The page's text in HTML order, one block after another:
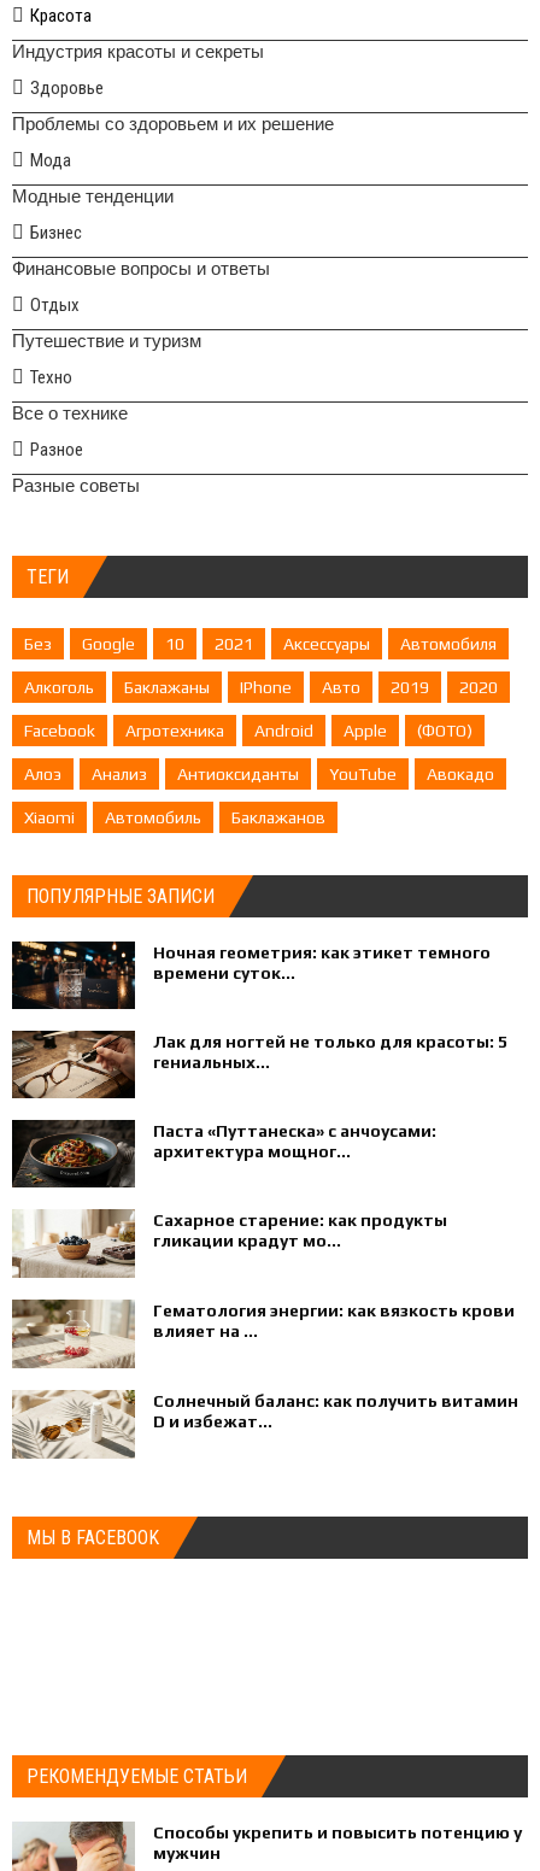
Красота
Индустрия красоты и секреты
Здоровье
Проблемы со здоровьем и их решение
Мода
Модные тенденции
Бизнес
Финансовые вопросы и ответы
Отдых
Путешествие и туризм
Техно
Все о технике
Разное
Разные советы
ТЕГИ
Без Google 10 2021 Аксессуары Автомобиля
Алкоголь Баклажаны IPhone Авто 2019 2020
Facebook Агротехника Android Apple (ФОТО)
Алоэ Анализ Антиоксиданты YouTube Авокадо
Xiaomi Автомобиль Баклажанов
ПОПУЛЯРНЫЕ ЗАПИСИ
Ночная геометрия: как этикет темного
времени суток...
Лак для ногтей не только для красоты: 5
гениальных...
Паста «Путтанеска» с анчоусами:
архитектура мощног...
Сахарное старение: как продукты
гликации крадут мо...
Гематология энергии: как вязкость крови
влияет на ...
Солнечный баланс: как получить витамин
D и избежат...
МЫ В FACEBOOK
РЕКОМЕНДУЕМЫЕ СТАТЬИ
Способы укрепить и повысить потенцию у
мужчин